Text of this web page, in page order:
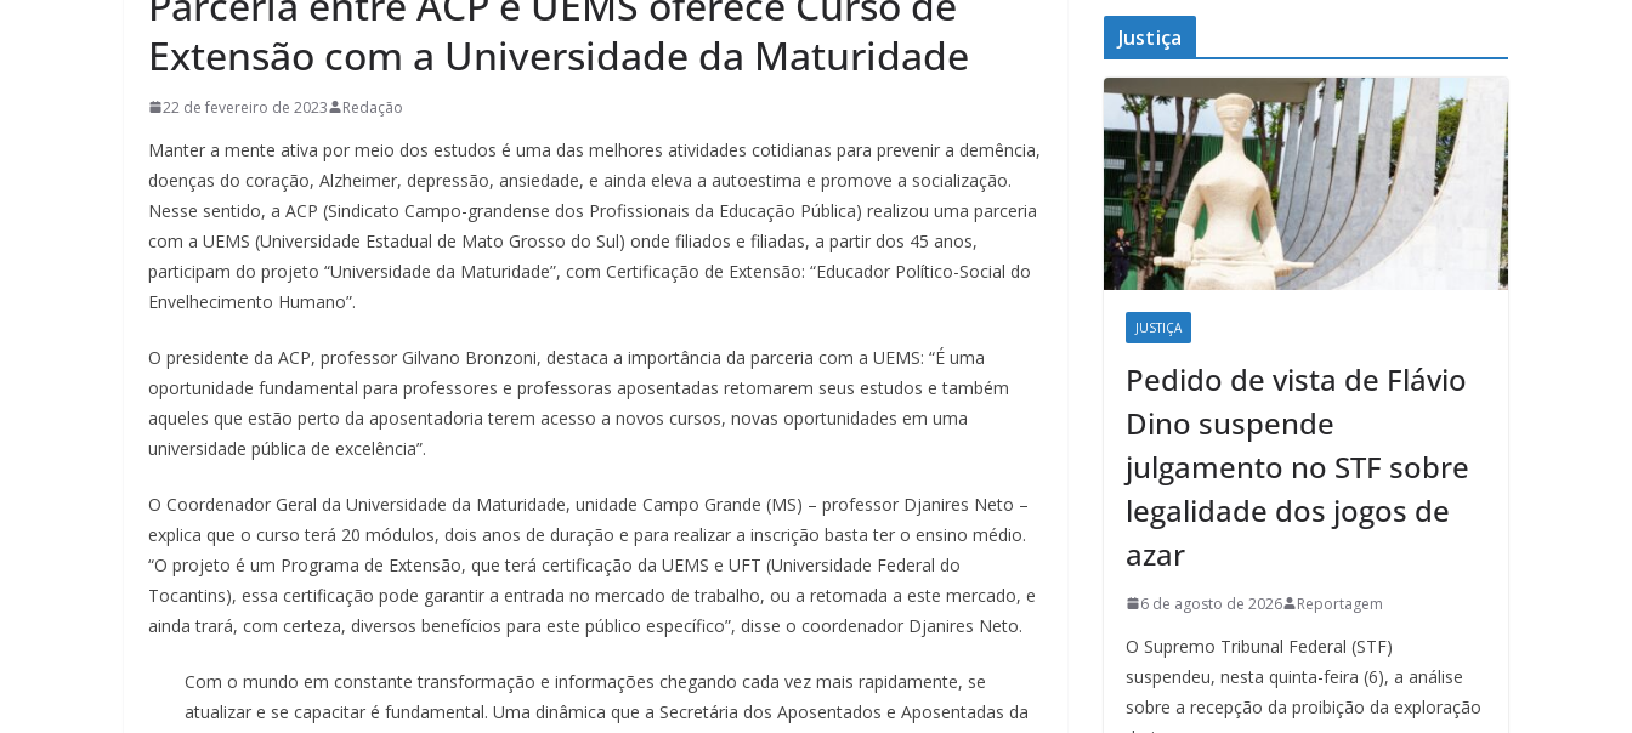
Extensão com a Universidade da Maturidade
22 de fevereiro de 2023 Redação
Manter a mente ativa por meio dos estudos é uma das melhores atividades cotidianas para prevenir a demência,
doenças do coração, Alzheimer, depressão, ansiedade, e ainda eleva a autoestima e promove a socialização.
Nesse sentido, a ACP (Sindicato Campo-grandense dos Profissionais da Educação Pública) realizou uma parceria
com a UEMS (Universidade Estadual de Mato Grosso do Sul) onde filiados e filiadas, a partir dos 45 anos,
participam do projeto “Universidade da Maturidade”, com Certificação de Extensão: “Educador Político-Social do
Envelhecimento Humano”.
O presidente da ACP, professor Gilvano Bronzoni, destaca a importância da parceria com a UEMS: “É uma
oportunidade fundamental para professores e professoras aposentadas retomarem seus estudos e também
aqueles que estão perto da aposentadoria terem acesso a novos cursos, novas oportunidades em uma
universidade pública de excelência”.
O Coordenador Geral da Universidade da Maturidade, unidade Campo Grande (MS) – professor Djanires Neto –
explica que o curso terá 20 módulos, dois anos de duração e para realizar a inscrição basta ter o ensino médio.
“O projeto é um Programa de Extensão, que terá certificação da UEMS e UFT (Universidade Federal do
Tocantins), essa certificação pode garantir a entrada no mercado de trabalho, ou a retomada a este mercado, e
ainda trará, com certeza, diversos benefícios para este público específico”, disse o coordenador Djanires Neto.
Com o mundo em constante transformação e informações chegando cada vez mais rapidamente, se
atualizar e se capacitar é fundamental. Uma dinâmica que a Secretária dos Aposentados e Aposentadas da
Justiça
JUSTIÇA
Pedido de vista de Flávio
Dino suspende
julgamento no STF sobre
legalidade dos jogos de
azar
6 de agosto de 2026 Reportagem
O Supremo Tribunal Federal (STF)
suspendeu, nesta quinta-feira (6), a análise
sobre a recepção da proibição da exploração